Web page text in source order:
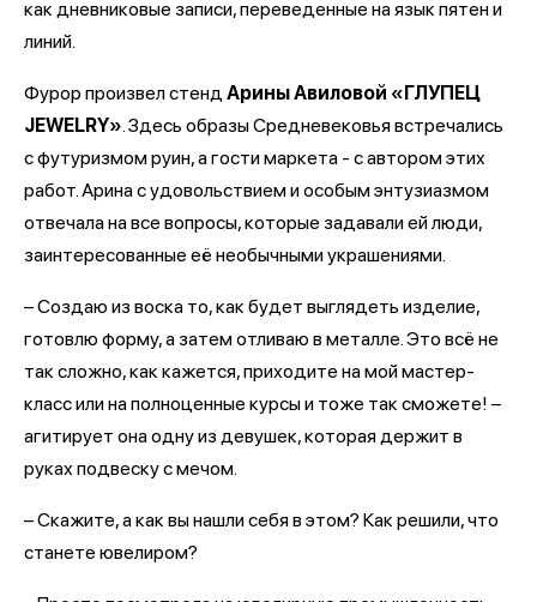
как дневниковые записи, переведенные на язык пятен и
линий.
Фурор произвел стендАрины Авиловой «ГЛУПЕЦ
JEWELRY». Здесь образы Средневековья встречались
с футуризмом руин, а гости маркета - с автором этих
работ. Арина с удовольствием и особым энтузиазмом
отвечала на все вопросы, которые задавали ей люди,
заинтересованные её необычными украшениями.
– Создаю из воска то, как будет выглядеть изделие,
готовлю форму, а затем отливаю в металле. Это всё не
так сложно, как кажется, приходите на мой мастер-
класс или на полноценные курсы и тоже так сможете! –
агитирует она одну из девушек, которая держит в
руках подвеску с мечом.
– Скажите, а как вы нашли себя в этом? Как решили, что
станете ювелиром?